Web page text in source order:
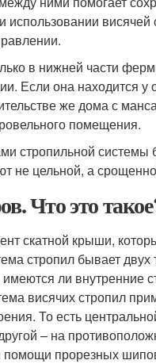
в нижней части
Если она находится
же дома с
помещения.
стропильной
не цельной, а
Что это
скатной крыши,
стропил бывает
ли
висячих стропил
То есть
– на
прорезных